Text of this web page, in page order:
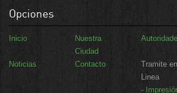
Opciones
Inicio
Nuestra
Ciudad
Noticias
Contacto
Tramite en
Linea
-